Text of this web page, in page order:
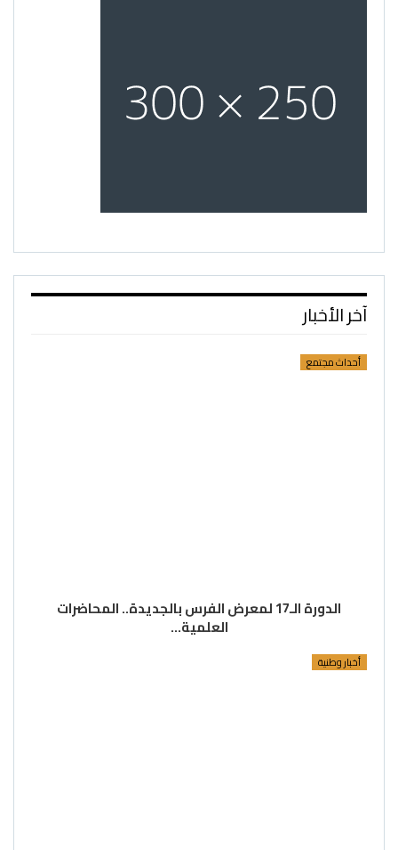
آخر الأخبار
أحداث مجتمع
الدورة الـ17 لمعرض الفرس بالجديدة.. المحاضرات
العلمية…
أخبار وطنية